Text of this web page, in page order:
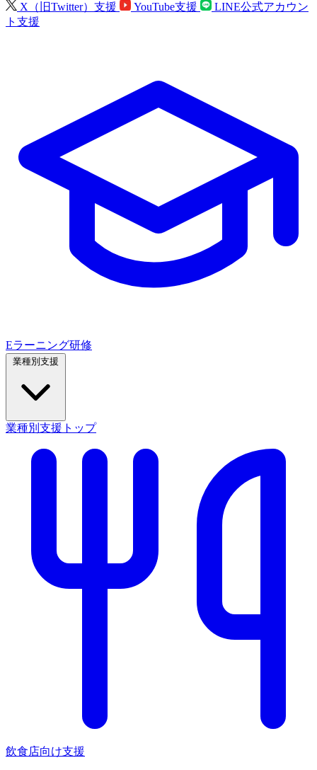
X（旧Twitter）支援
YouTube支援
LINE公式アカウン
ト支援
Eラーニング研修
業種別支援トップ
飲食店向け支援